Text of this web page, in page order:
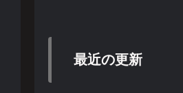
最近の更新